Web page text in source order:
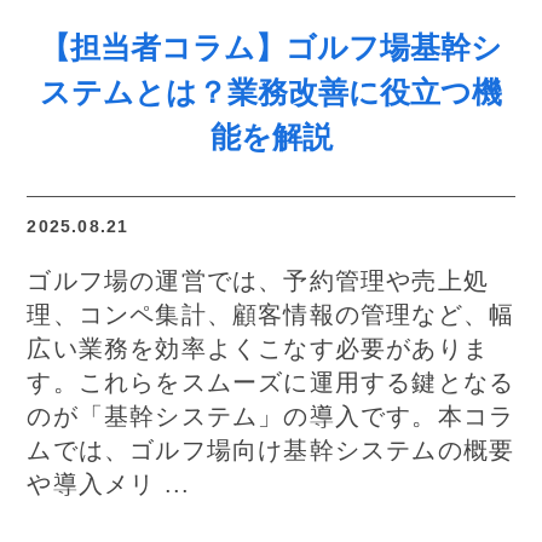
【担当者コラム】ゴルフ場基幹シ
ステムとは？業務改善に役立つ機
能を解説
2025.08.21
ゴルフ場の運営では、予約管理や売上処
理、コンペ集計、顧客情報の管理など、幅
広い業務を効率よくこなす必要がありま
す。これらをスムーズに運用する鍵となる
のが「基幹システム」の導入です。本コラ
ムでは、ゴルフ場向け基幹システムの概要
や導入メリ ...